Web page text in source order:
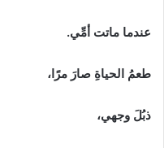
عندما‭ ‬ماتت‭ ‬أمِّي‭. ‬
طعمُ‭ ‬الحياةِ‭ ‬صارَ‭ ‬مرًا،‭ ‬
ذبُلَ‭ ‬وجهي،